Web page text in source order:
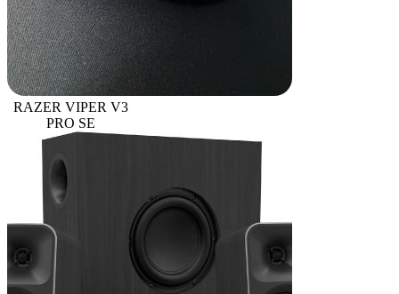
RAZER VIPER V3
PRO SE